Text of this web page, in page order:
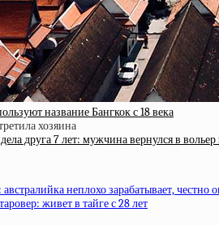
название Бангкок с 18 века
друга 7 лет: мужчина вернулся в
австралийка неплохо зарабатывает,
живет в тайге с 28 лет